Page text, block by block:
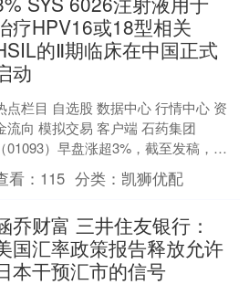
疗HPV16或18型相关
的Ⅱ期临床在中国正式
动
点栏目 自选股 数据中心 行情中心 资
流向 模拟交易 客户端 石药集团
（01093）早盘涨超3%，截至发稿，股
价上涨3.47%，现报8.66港元，成交额
看： 115 分类： 凯狮优配
乔财富 三井住友银行：
国汇率政策报告释放允许
本干预汇市的信号